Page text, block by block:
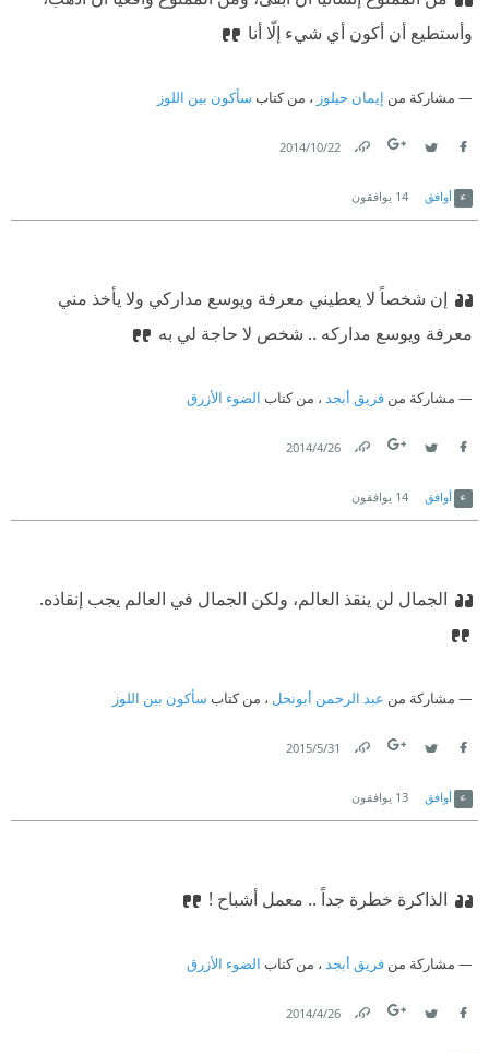
وأستطيع أن أكون أي شيء إلّا أنا
مشاركة من إيمان حيلوز ، من كتاب سأكون بين اللوز
22‏/10‏/2014
أوافق 14 يوافقون
إن شخصاً لا يعطيني معرفة ويوسع مداركي ولا يأخذ مني
معرفة ويوسع مداركه .. شخص لا حاجة لي به
مشاركة من فريق أبجد ، من كتاب الضوء الأزرق
26‏/4‏/2014
أوافق 14 يوافقون
الجمال لن ينقذ العالم، ولكن الجمال في العالم يجب إنقاذه.
مشاركة من عبد الرحمن أبونحل ، من كتاب سأكون بين اللوز
31‏/5‏/2015
أوافق 13 يوافقون
الذاكرة خطرة جداً .. معمل أشباح !
مشاركة من فريق أبجد ، من كتاب الضوء الأزرق
26‏/4‏/2014